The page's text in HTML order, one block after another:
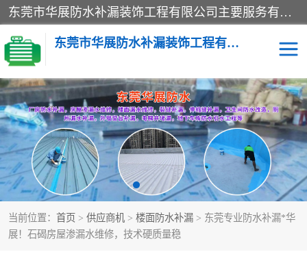
东莞市华展防水补漏装饰工程有限公司主要服务有：东莞防水补漏，东莞厂房防水补漏，东莞房屋渗漏水维修，楼面漏水维修，裂缝补漏，伸缩缝补漏，卫生间防水改造，厕所漏水补漏，外墙窗台补漏，电梯井堵漏，地下车库防水引水工程等
东莞市华展防水补漏装饰工程有限公司
当前位置： 首页 > 供应商机 > 楼面防水补漏 > 东莞专业防水补漏*华
展！石碣房屋渗漏水维修，技术硬质量稳
楼面防水补漏 外墙防水补漏
阳台卫生间防水补漏 地下室防水补漏
金属房搭建及补漏